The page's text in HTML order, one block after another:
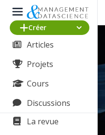
Créer
Articles
Projets
Cours
Discussions
La revue